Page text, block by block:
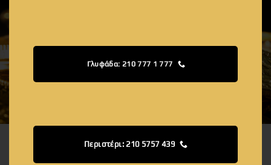
Γλυφάδα: 210 777 1 777
Περιστέρι: 210 5757 439